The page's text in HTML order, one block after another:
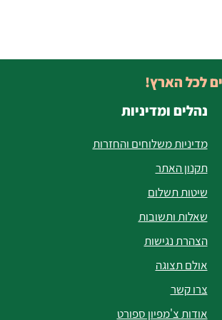
נהלים ומדיניות
מדיניות משלוחים והחזרות
תקנון האתר
שיטות תשלום
שאלות ותשובות
הצהרת נגישות
אולם תצוגה
צרו קשר
אודות צ'מפיון ספורט
לכל הארץ!